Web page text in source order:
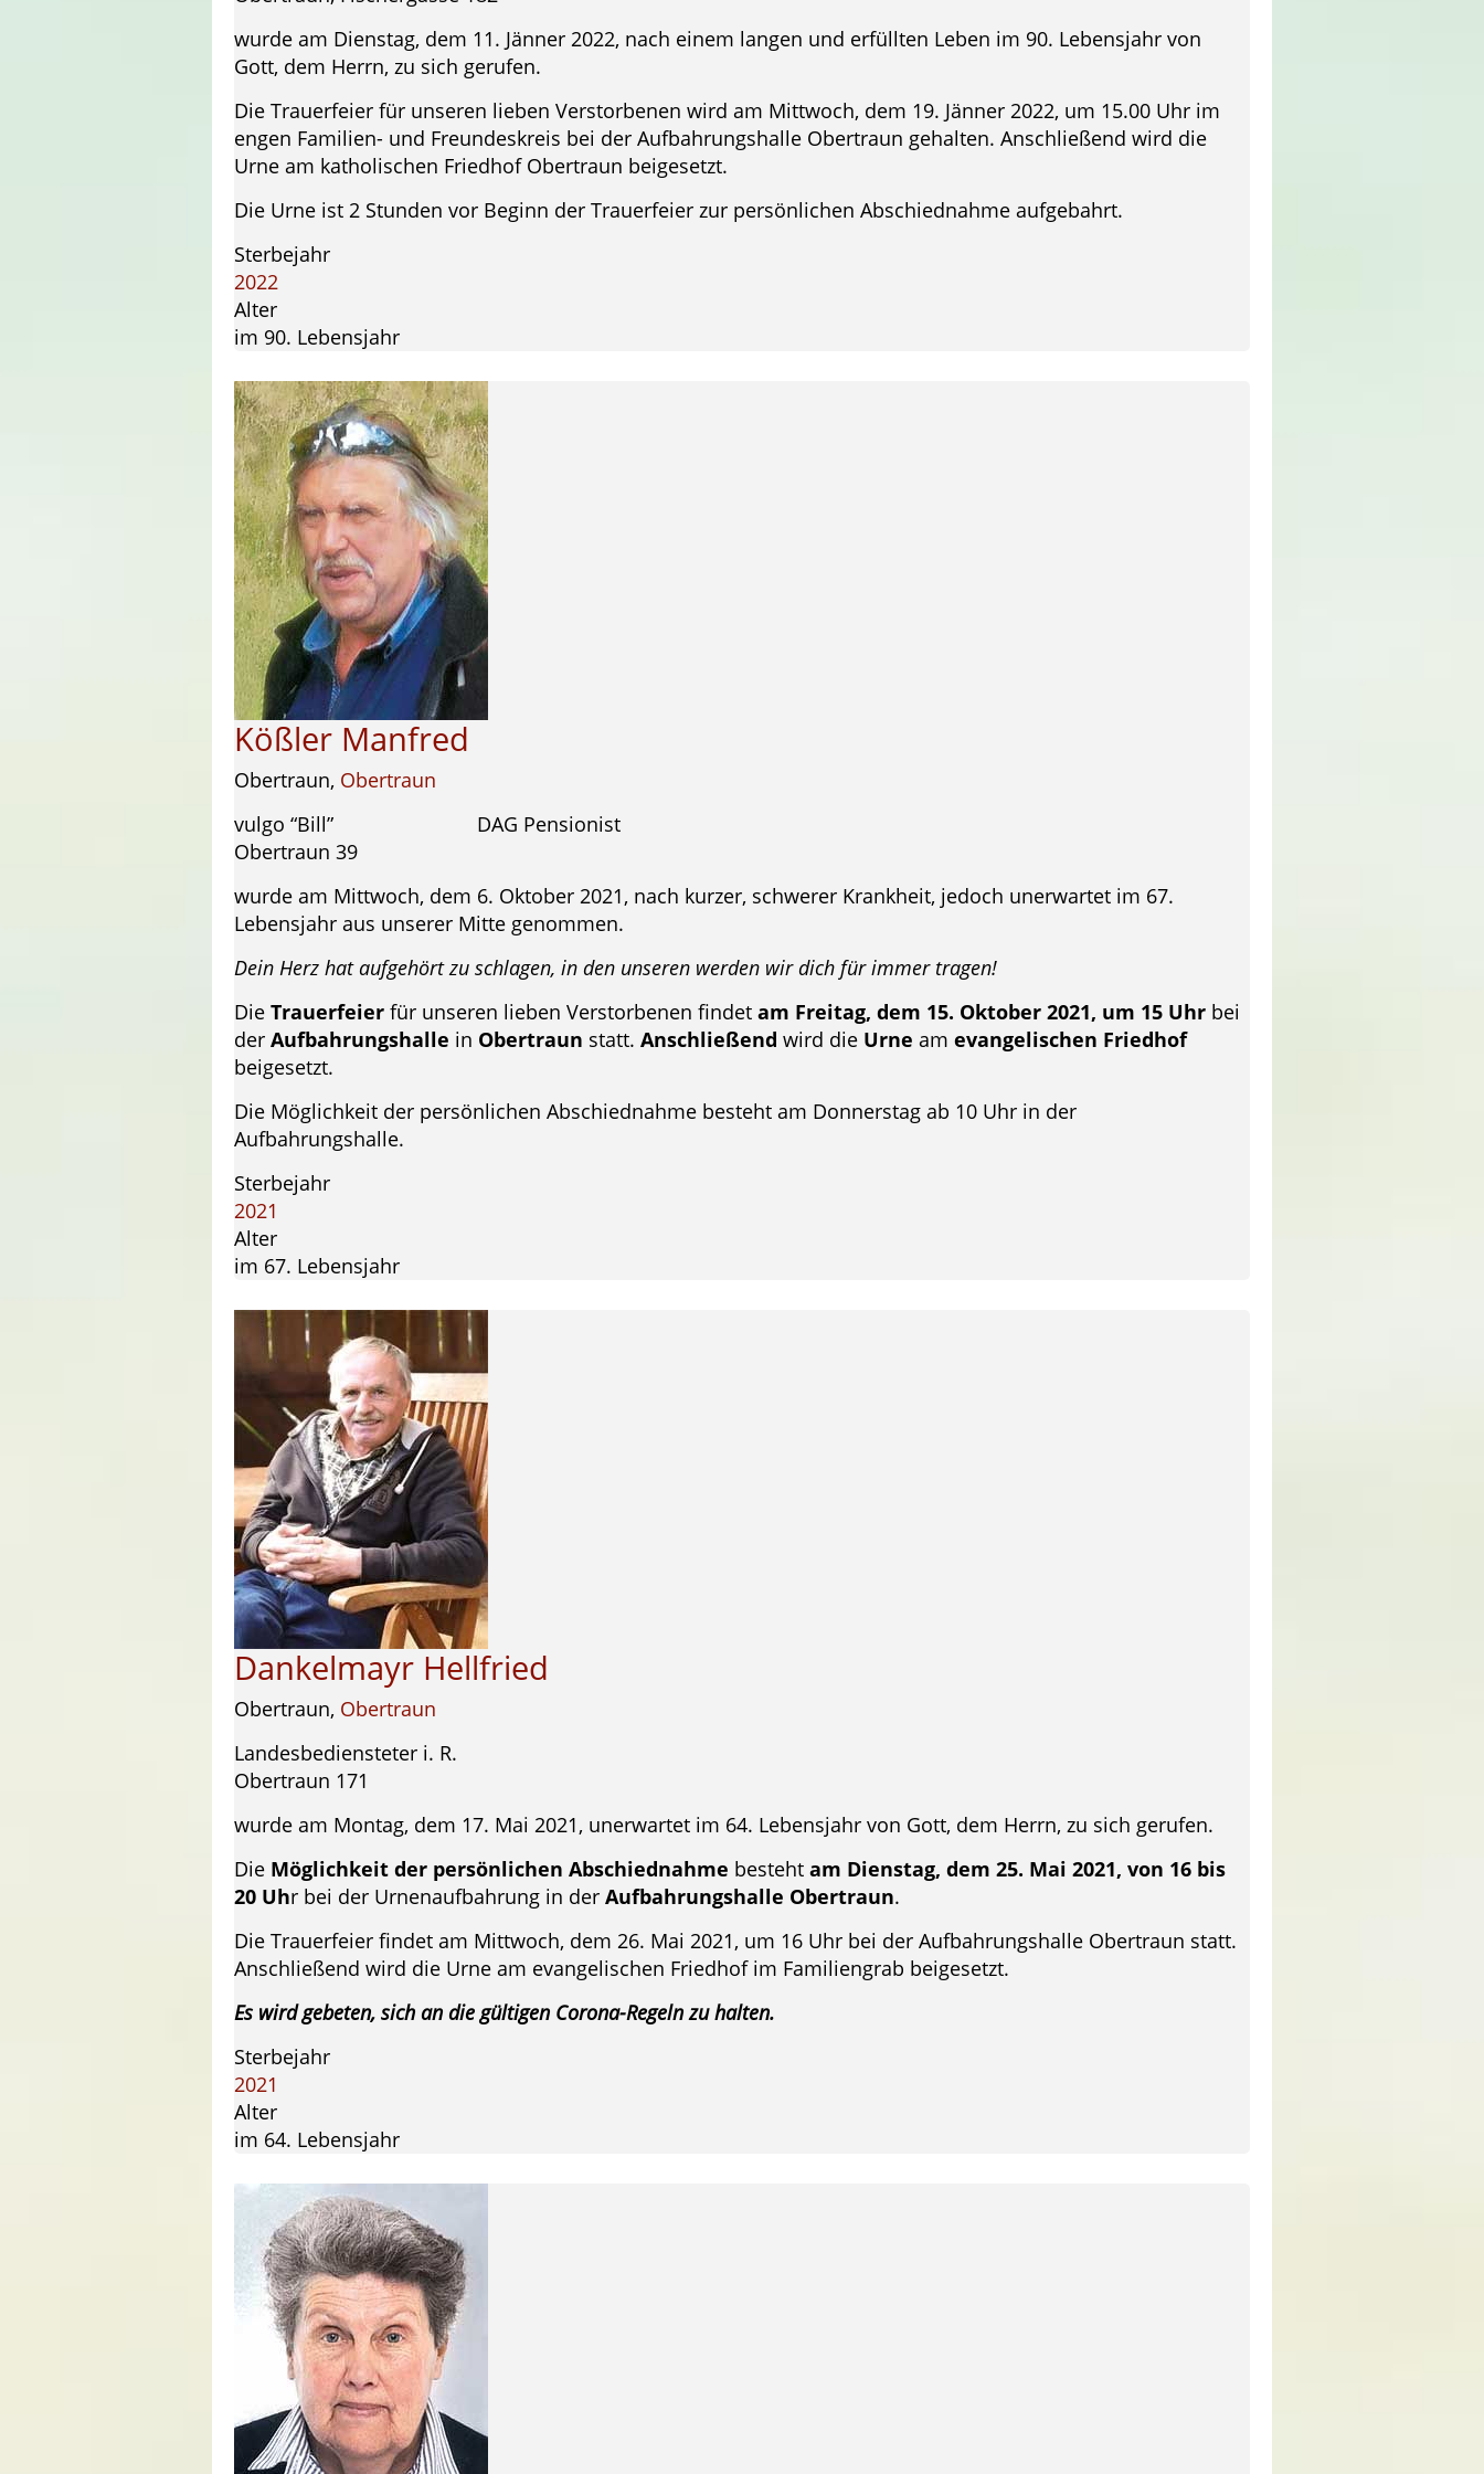
wurde am Dienstag, dem 11. Jänner 2022, nach einem langen und erfüllten Leben im 90. Lebensjahr von
Gott, dem Herrn, zu sich gerufen.
Die Trauerfeier für unseren lieben Verstorbenen wird am Mittwoch, dem 19. Jänner 2022, um 15.00 Uhr im
engen Familien- und Freundeskreis bei der Aufbahrungshalle Obertraun gehalten. Anschließend wird die
Urne am katholischen Friedhof Obertraun beigesetzt.
Die Urne ist 2 Stunden vor Beginn der Trauerfeier zur persönlichen Abschiednahme aufgebahrt.
Sterbejahr
2022
Alter
im 90. Lebensjahr
Kößler Manfred
Obertraun, Obertraun
vulgo “Bill” DAG Pensionist
Obertraun 39
wurde am Mittwoch, dem 6. Oktober 2021, nach kurzer, schwerer Krankheit, jedoch unerwartet im 67.
Lebensjahr aus unserer Mitte genommen.
Dein Herz hat aufgehört zu schlagen, in den unseren werden wir dich für immer tragen!
Die Trauerfeier für unseren lieben Verstorbenen findet am Freitag, dem 15. Oktober 2021, um 15 Uhr bei
der Aufbahrungshalle in Obertraun statt. Anschließend wird die Urne am evangelischen Friedhof
beigesetzt.
Die Möglichkeit der persönlichen Abschiednahme besteht am Donnerstag ab 10 Uhr in der
Aufbahrungshalle.
Sterbejahr
2021
Alter
im 67. Lebensjahr
Dankelmayr Hellfried
Obertraun, Obertraun
Landesbediensteter i. R.
Obertraun 171
wurde am Montag, dem 17. Mai 2021, unerwartet im 64. Lebensjahr von Gott, dem Herrn, zu sich gerufen.
Die Möglichkeit der persönlichen Abschiednahme besteht am Dienstag, dem 25. Mai 2021, von 16 bis
20 Uhr bei der Urnenaufbahrung in der Aufbahrungshalle Obertraun.
Die Trauerfeier findet am Mittwoch, dem 26. Mai 2021, um 16 Uhr bei der Aufbahrungshalle Obertraun statt.
Anschließend wird die Urne am evangelischen Friedhof im Familiengrab beigesetzt.
Es wird gebeten, sich an die gültigen Corona-Regeln zu halten.
Sterbejahr
2021
Alter
im 64. Lebensjahr